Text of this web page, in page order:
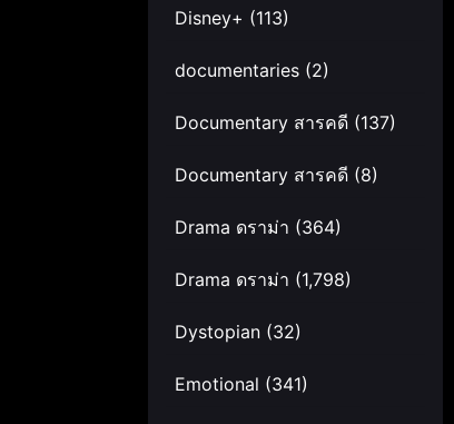
Disney+ (113)
documentaries (2)
Documentary สารคดี (137)
Documentary สารคดี (8)
Drama ดราม่า (364)
Drama ดราม่า (1,798)
Dystopian (32)
Emotional (341)